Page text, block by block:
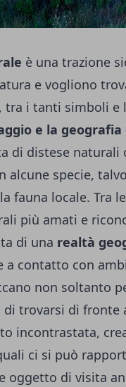
è una trazione
e vogliono
tra i tanti simboli
e la
di distese naturali
alcune specie,
fauna locale. Tra
più amati e
di una realtà
a contatto con
non soltanto
di trovarsi di
incontrastata,
ci si può
oggetto di visita